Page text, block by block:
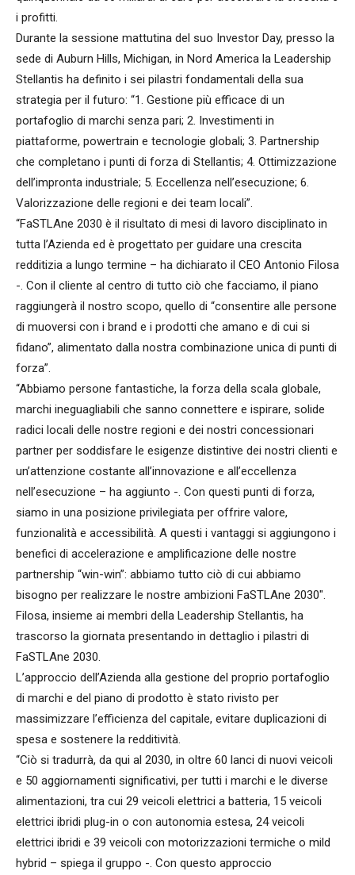
i profitti.
Durante la sessione mattutina del suo Investor Day, presso la
sede di Auburn Hills, Michigan, in Nord America la Leadership
Stellantis ha definito i sei pilastri fondamentali della sua
strategia per il futuro: “1. Gestione più efficace di un
portafoglio di marchi senza pari; 2. Investimenti in
piattaforme, powertrain e tecnologie globali; 3. Partnership
che completano i punti di forza di Stellantis; 4. Ottimizzazione
dell’impronta industriale; 5. Eccellenza nell’esecuzione; 6.
Valorizzazione delle regioni e dei team locali”.
“FaSTLAne 2030 è il risultato di mesi di lavoro disciplinato in
tutta l’Azienda ed è progettato per guidare una crescita
redditizia a lungo termine – ha dichiarato il CEO Antonio Filosa
-. Con il cliente al centro di tutto ciò che facciamo, il piano
raggiungerà il nostro scopo, quello di “consentire alle persone
di muoversi con i brand e i prodotti che amano e di cui si
fidano”, alimentato dalla nostra combinazione unica di punti di
forza”.
“Abbiamo persone fantastiche, la forza della scala globale,
marchi ineguagliabili che sanno connettere e ispirare, solide
radici locali delle nostre regioni e dei nostri concessionari
partner per soddisfare le esigenze distintive dei nostri clienti e
un’attenzione costante all’innovazione e all’eccellenza
nell’esecuzione – ha aggiunto -. Con questi punti di forza,
siamo in una posizione privilegiata per offrire valore,
funzionalità e accessibilità. A questi i vantaggi si aggiungono i
benefici di accelerazione e amplificazione delle nostre
partnership “win-win”: abbiamo tutto ciò di cui abbiamo
bisogno per realizzare le nostre ambizioni FaSTLAne 2030″.
Filosa, insieme ai membri della Leadership Stellantis, ha
trascorso la giornata presentando in dettaglio i pilastri di
FaSTLAne 2030.
L’approccio dell’Azienda alla gestione del proprio portafoglio
di marchi e del piano di prodotto è stato rivisto per
massimizzare l’efficienza del capitale, evitare duplicazioni di
spesa e sostenere la redditività.
“Ciò si tradurrà, da qui al 2030, in oltre 60 lanci di nuovi veicoli
e 50 aggiornamenti significativi, per tutti i marchi e le diverse
alimentazioni, tra cui 29 veicoli elettrici a batteria, 15 veicoli
elettrici ibridi plug-in o con autonomia estesa, 24 veicoli
elettrici ibridi e 39 veicoli con motorizzazioni termiche o mild
hybrid – spiega il gruppo -. Con questo approccio